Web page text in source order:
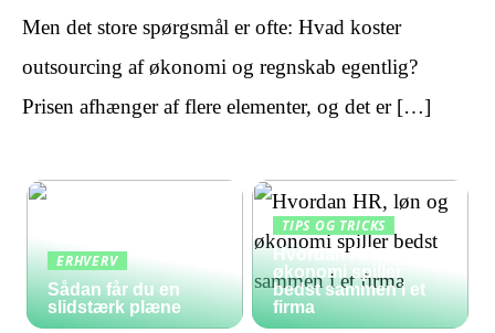
Men det store spørgsmål er ofte: Hvad koster
outsourcing af økonomi og regnskab egentlig?
Prisen afhænger af flere elementer, og det er […]
ERHVERV
Sådan får du en
slidstærk plæne
TIPS OG TRICKS
Hvordan HR, løn og
økonomi spiller
bedst sammen i et
firma